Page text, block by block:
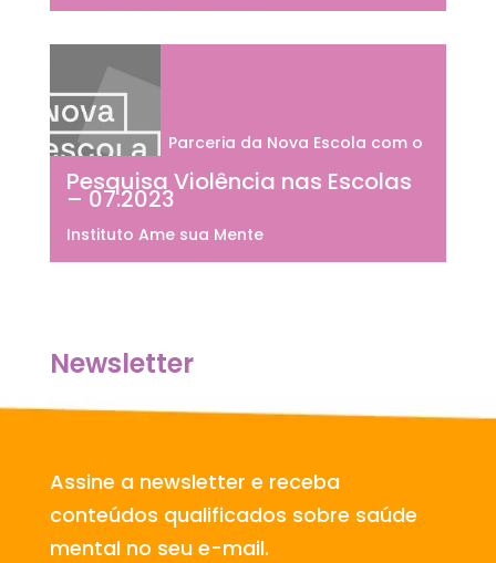
Pesquisa Violência nas Escolas
– 07.2023
Parceria da Nova Escola com o
Instituto Ame sua Mente
Newsletter
Assine a newsletter e receba
conteúdos qualificados sobre saúde
mental no seu e-mail.